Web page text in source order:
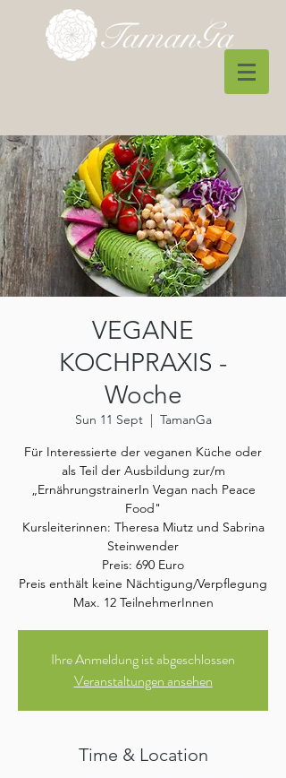
VEGANE
KOCHPRAXIS -
Woche
Sun 11 Sept
  |
TamanGa
Für Interessierte der veganen Küche oder
als Teil der Ausbildung zur/m
„ErnährungstrainerIn Vegan nach Peace
Food"
Kursleiterinnen: Theresa Miutz und Sabrina
Steinwender
Preis: 690 Euro
Preis enthält keine Nächtigung/Verpflegung
Max. 12 TeilnehmerInnen
Ihre Anmeldung ist abgeschlossen
Veranstaltungen ansehen
Time & Location